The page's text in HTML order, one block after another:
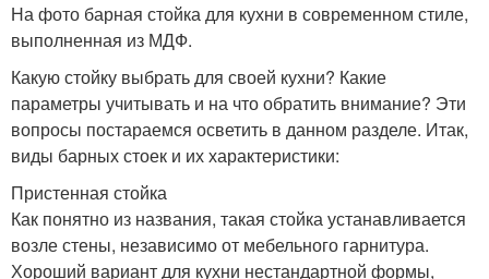
На фото барная стойка для кухни в современном стиле,
выполненная из МДФ.
Какую стойку выбрать для своей кухни? Какие
параметры учитывать и на что обратить внимание? Эти
вопросы постараемся осветить в данном разделе. Итак,
виды барных стоек и их характеристики:
Пристенная стойка
Как понятно из названия, такая стойка устанавливается
возле стены, независимо от мебельного гарнитура.
Хороший вариант для кухни нестандартной формы,